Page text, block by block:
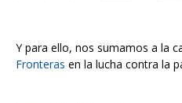
Y para ello, nos sumamos a la
Fronteras en la lucha contra la